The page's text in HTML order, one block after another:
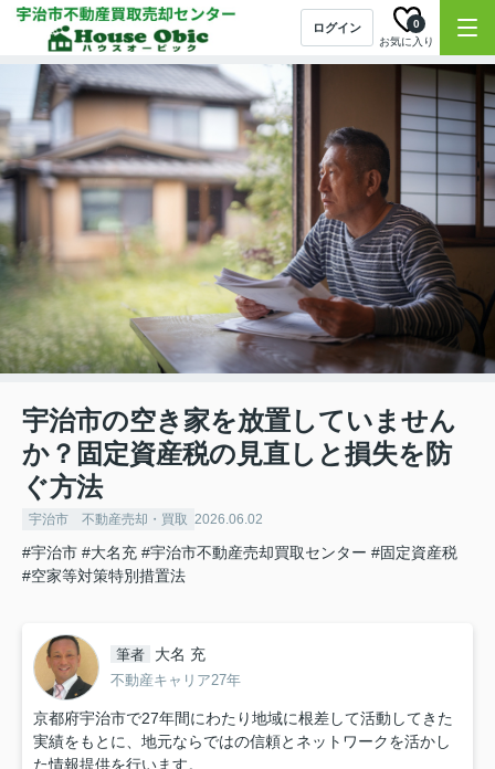
ログイン
お気に入り
0
宇治市の空き家を放置していません
か？固定資産税の見直しと損失を防
ぐ方法
宇治市 不動産売却・買取 2026.06.02
#宇治市 #大名充 #宇治市不動産売却買取センター #固定資産税
#空家等対策特別措置法
筆者 大名 充
不動産キャリア27年
京都府宇治市で27年間にわたり地域に根差して活動してきた
実績をもとに、地元ならではの信頼とネットワークを活かし
た情報提供を行います。